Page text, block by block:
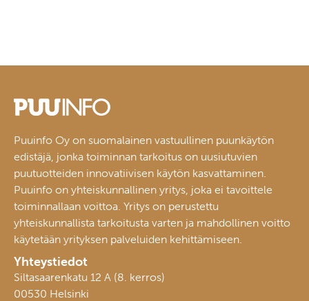
Puuinfo Oy on suomalainen vastuullinen puunkäytön
edistäjä, jonka toiminnan tarkoitus on uusiutuvien
puutuotteiden innovatiivisen käytön kasvattaminen.
Puuinfo on yhteiskunnallinen yritys, joka ei tavoittele
toiminnallaan voittoa. Yritys on perustettu
yhteiskunnallista tarkoitusta varten ja mahdollinen voitto
käytetään yrityksen palveluiden kehittämiseen.
Yhteystiedot
Siltasaarenkatu 12 A (8. kerros)
00530 Helsinki